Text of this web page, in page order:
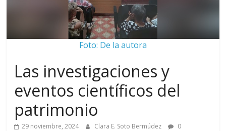
Foto: De la autora
Las investigaciones y
eventos científicos del
patrimonio
29 noviembre, 2024 Clara E. Soto Bermúdez
0